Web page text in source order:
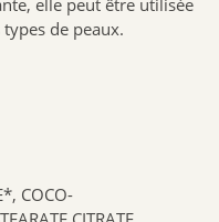
elle peut être utilisée
de peaux.
COCO-